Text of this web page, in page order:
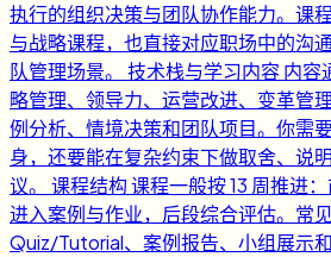
执行的组织决策与团队协作能力。课
与战略课程，也直接对应职场中的沟
队管理场景。 技术栈与学习内容 内
略管理、领导力、运营改进、变革管
例分析、情境决策和团队项目。你需
身，还要能在复杂约束下做取舍、说
议。 课程结构 课程一般按 13 周推进
进入案例与作业，后段综合评估。常
Quiz/Tutorial、案例报告、小组展示